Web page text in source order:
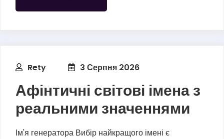
Rety 3 Серпня 2026
Афінтичні світові імена з
реальними значеннями
Ім'я генератора Вибір найкращого імені є